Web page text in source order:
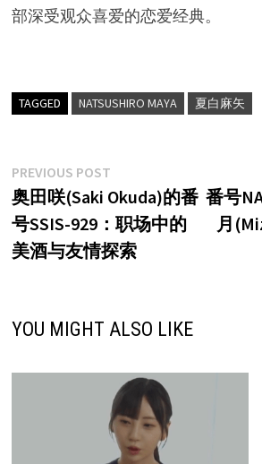
部深受观众喜爱的恋爱经典。
TAGGED NATSUSHIRO MAYA 夏白麻矢
文
章
导
PREVIOUS POSTPrevious
post:
奥田咲(Saki Okuda)的番
号SSIS-929：职场中的
美酒与友情探索
番号
月
YOU MIGHT ALSO LIKE